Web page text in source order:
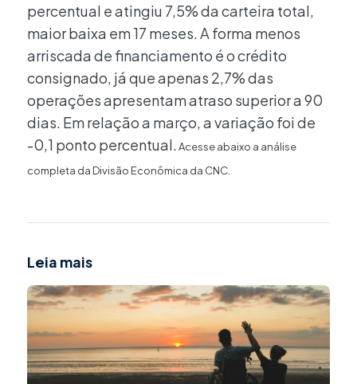
percentual e atingiu 7,5% da carteira total,
maior baixa em 17 meses. A forma menos
arriscada de financiamento é o crédito
consignado, já que apenas 2,7% das
operações apresentam atraso superior a 90
dias. Em relação a março, a variação foi de
-0,1 ponto percentual.Acesse abaixo a análise
completa da Divisão Econômica da CNC.
Leia mais